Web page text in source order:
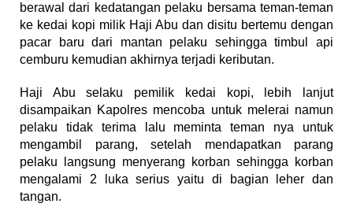
berawal dari kedatangan pelaku bersama teman-teman
ke kedai kopi milik Haji Abu dan disitu bertemu dengan
pacar baru dari mantan pelaku sehingga timbul api
cemburu kemudian akhirnya terjadi keributan.
Haji Abu selaku pemilik kedai kopi, lebih lanjut
disampaikan Kapolres mencoba untuk melerai namun
pelaku tidak terima lalu meminta teman nya untuk
mengambil parang, setelah mendapatkan parang
pelaku langsung menyerang korban sehingga korban
mengalami 2 luka serius yaitu di bagian leher dan
tangan.